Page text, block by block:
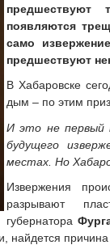
появляются
само
предшествуют
В Хабаровске
дым – по этим
И это не первый
будущего
местах. Но
Извержения
разрывают
губернатора
причина